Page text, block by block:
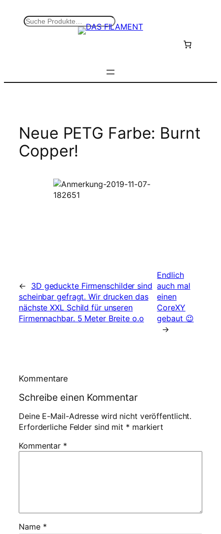
S
Neue PETG Farbe: Burnt
Copper!
← 3D geduckte Firmenschilder sind
scheinbar gefragt. Wir drucken das
nächste XXL Schild für unseren
Firmennachbar. 5 Meter Breite o.o
Endlich
auch mal
einen
CoreXY
gebaut 😉
→
Kommentare
Schreibe einen Kommentar
Deine E-Mail-Adresse wird nicht veröffentlicht.
Erforderliche Felder sind mit * markiert
Kommentar *
Name *